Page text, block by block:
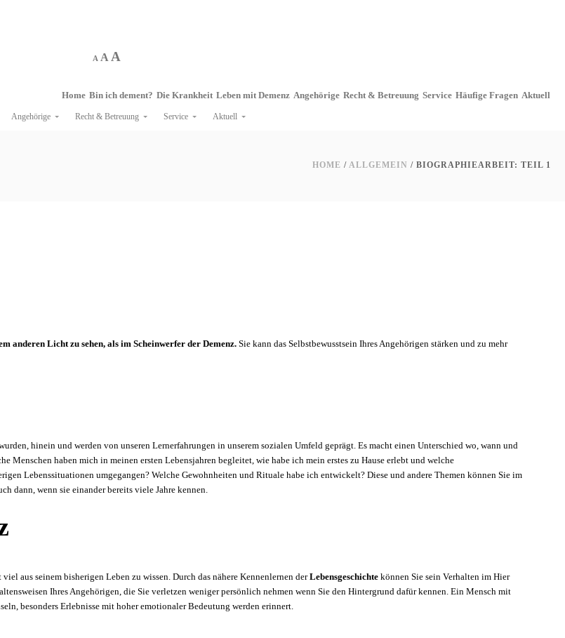
A A A
Home Bin ich dement? Die Krankheit Leben mit Demenz Angehörige Recht & Betreuung Service Häufige Fragen Aktuell
Angehörige Recht & Betreuung Service Aktuell
HOME / ALLGEMEIN / BIOGRAPHIEARBEIT: TEIL 1
Licht zu sehen, als im Scheinwerfer der Demenz. Sie kann das Selbstbewusstsein Ihres Angehörigen stärken und zu mehr
hinein und werden von unseren Lernerfahrungen in unserem sozialen Umfeld geprägt. Es macht einen Unterschied wo, wann und
Menschen haben mich in meinen ersten Lebensjahren begleitet, wie habe ich mein erstes zu Hause erlebt und welche
Lebenssituationen umgegangen? Welche Gewohnheiten und Rituale habe ich entwickelt? Diese und andere Themen können Sie im
dann, wenn sie einander bereits viele Jahre kennen.
aus seinem bisherigen Leben zu wissen. Durch das nähere Kennenlernen derLebensgeschichte können Sie sein Verhalten im Hier
Ihres Angehörigen, die Sie verletzen weniger persönlich nehmen wenn Sie den Hintergrund dafür kennen. Ein Mensch mit
besonders Erlebnisse mit hoher emotionaler Bedeutung werden erinnert.